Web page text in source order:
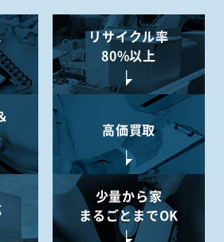
リサイクル率
80%以上
高価買取
少量から家
まるごとまでOK